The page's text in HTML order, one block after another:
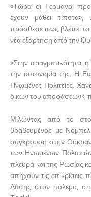
«Τώρα οι Γερμανοί
έχουν μάθει τίποτα»,
πρόσθεσε πως βλέπει το
νέα εξάρτηση από την
«Στην πραγματικότητα,
την αυτονομία της. Η
Ηνωμένες Πολιτείες.
δικών του αποφάσεων»,
Μιλώντας από το
βραβευμένος με Νόμπελ
σύγκρουση στην
των Ηνωμένων
πλευρά και της Ρωσίας
απηχούν τις επικρίσεις
Δύσης στον πόλεμο,